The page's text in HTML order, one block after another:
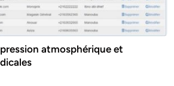
atmosphérique et